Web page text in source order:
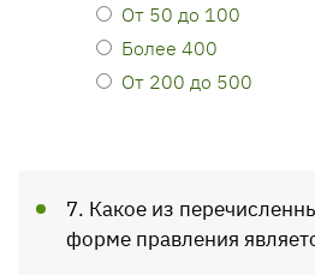
От 50 до 100
Более 400
От 200 до 500
7. Какое из
форме правления